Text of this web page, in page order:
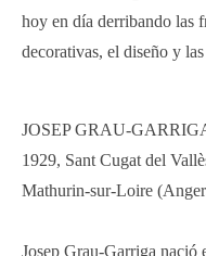
hoy en día derribando las
decorativas, el diseño y
JOSEP GRAU-
1929, Sant Cugat del
Mathurin-sur-Loire
Josep Grau-Garriga nació